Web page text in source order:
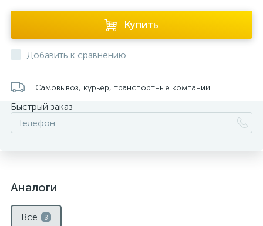
Купить
Добавить к сравнению
Самовывоз, курьер, транспортные компании
Быстрый заказ
Аналоги
Все 8